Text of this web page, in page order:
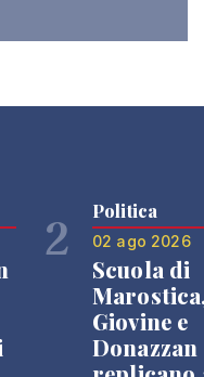
2 Politica
02 ago 2026
Scuola di
Giovine e
Donazzan